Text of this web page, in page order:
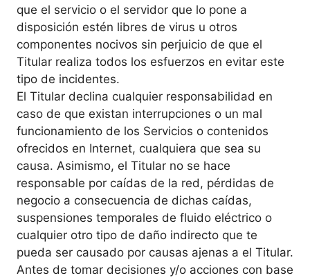
que el servicio o el servidor que lo pone a
disposición estén libres de virus u otros
componentes nocivos sin perjuicio de que el
Titular realiza todos los esfuerzos en evitar este
tipo de incidentes.
El Titular declina cualquier responsabilidad en
caso de que existan interrupciones o un mal
funcionamiento de los Servicios o contenidos
ofrecidos en Internet, cualquiera que sea su
causa. Asimismo, el Titular no se hace
responsable por caídas de la red, pérdidas de
negocio a consecuencia de dichas caídas,
suspensiones temporales de fluido eléctrico o
cualquier otro tipo de daño indirecto que te
pueda ser causado por causas ajenas a el Titular.
Antes de tomar decisiones y/o acciones con base